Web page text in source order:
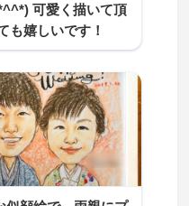
可愛く描いて頂
も嬉しいです！